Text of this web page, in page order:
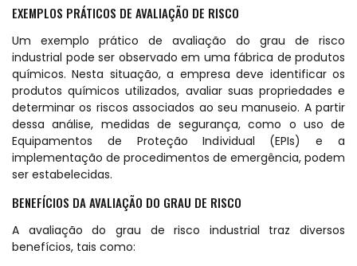
EXEMPLOS PRÁTICOS DE AVALIAÇÃO DE RISCO
Um exemplo prático de avaliação do grau de risco
industrial pode ser observado em uma fábrica de produtos
químicos. Nesta situação, a empresa deve identificar os
produtos químicos utilizados, avaliar suas propriedades e
determinar os riscos associados ao seu manuseio. A partir
dessa análise, medidas de segurança, como o uso de
Equipamentos de Proteção Individual (EPIs) e a
implementação de procedimentos de emergência, podem
ser estabelecidas.
BENEFÍCIOS DA AVALIAÇÃO DO GRAU DE RISCO
A avaliação do grau de risco industrial traz diversos
benefícios, tais como: